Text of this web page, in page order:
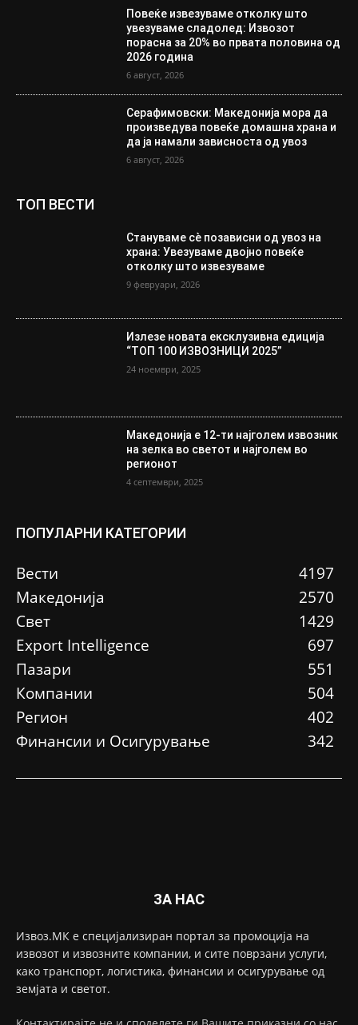
Повеќе извезуваме отколку што
увезуваме сладолед: Извозот
порасна за 20% во првата половина од
2026 година
6 август, 2026
Серафимовски: Македонија мора да
произведува повеќе домашна храна и
да ја намали зависноста од увоз
6 август, 2026
ТОП ВЕСТИ
Стануваме сè позависни од увоз на
храна: Увезуваме двојно повеќе
отколку што извезуваме
9 февруари, 2026
Излезе новата ексклузивна едиција
“ТОП 100 ИЗВОЗНИЦИ 2025”
24 ноември, 2025
Македонија е 12-ти најголем извозник
на зелка во светот и најголем во
регионот
4 септември, 2025
ПОПУЛАРНИ КАТЕГОРИИ
Вести
4197
Македонија
2570
Свет
1429
Еxport Intelligence
697
Пазари
551
Компании
504
Регион
402
Финансии и Осигурување
342
ЗА НАС
Извоз.МК е специјализиран портал за промоција на
извозот и извозните компании, и сите поврзани услуги,
како транспорт, логистика, финансии и осигурување од
земјата и светот.